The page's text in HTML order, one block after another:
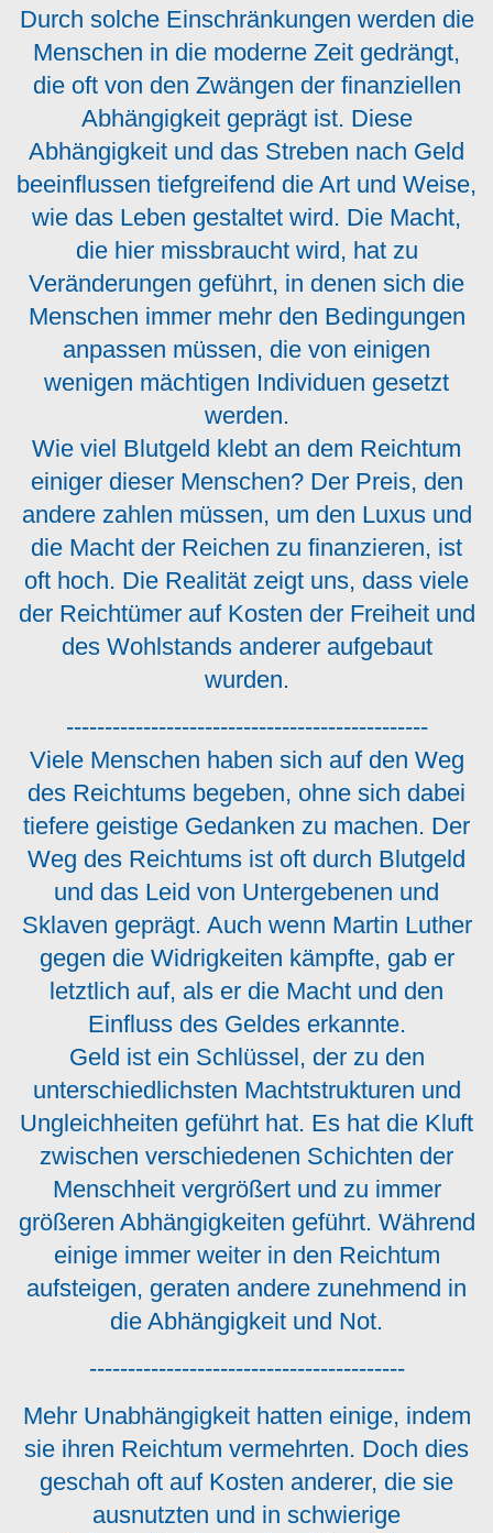
Durch solche Einschränkungen werden die
Menschen in die moderne Zeit gedrängt,
die oft von den Zwängen der finanziellen
Abhängigkeit geprägt ist. Diese
Abhängigkeit und das Streben nach Geld
beeinflussen tiefgreifend die Art und Weise,
wie das Leben gestaltet wird. Die Macht,
die hier missbraucht wird, hat zu
Veränderungen geführt, in denen sich die
Menschen immer mehr den Bedingungen
anpassen müssen, die von einigen
wenigen mächtigen Individuen gesetzt
werden.
Wie viel Blutgeld klebt an dem Reichtum
einiger dieser Menschen? Der Preis, den
andere zahlen müssen, um den Luxus und
die Macht der Reichen zu finanzieren, ist
oft hoch. Die Realität zeigt uns, dass viele
der Reichtümer auf Kosten der Freiheit und
des Wohlstands anderer aufgebaut
wurden.
-----------------------------------------------
Viele Menschen haben sich auf den Weg
des Reichtums begeben, ohne sich dabei
tiefere geistige Gedanken zu machen. Der
Weg des Reichtums ist oft durch Blutgeld
und das Leid von Untergebenen und
Sklaven geprägt. Auch wenn Martin Luther
gegen die Widrigkeiten kämpfte, gab er
letztlich auf, als er die Macht und den
Einfluss des Geldes erkannte.
Geld ist ein Schlüssel, der zu den
unterschiedlichsten Machtstrukturen und
Ungleichheiten geführt hat. Es hat die Kluft
zwischen verschiedenen Schichten der
Menschheit vergrößert und zu immer
größeren Abhängigkeiten geführt. Während
einige immer weiter in den Reichtum
aufsteigen, geraten andere zunehmend in
die Abhängigkeit und Not.
-----------------------------------------
Mehr Unabhängigkeit hatten einige, indem
sie ihren Reichtum vermehrten. Doch dies
geschah oft auf Kosten anderer, die sie
ausnutzten und in schwierige